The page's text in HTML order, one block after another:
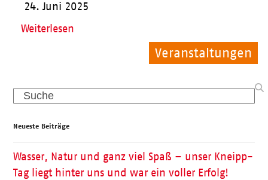
Allgemein
Pflege
Veranstaltungen
24. Juni 2025
Weiterlesen
Search
Neueste Beiträge
Wasser, Natur und ganz viel Spaß – unser Kneipp-
Tag liegt hinter uns und war ein voller Erfolg!